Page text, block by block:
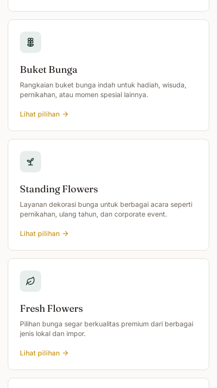
Buket Bunga
Rangkaian buket bunga indah untuk hadiah, wisuda,
pernikahan, atau momen spesial lainnya.
Lihat pilihan
Standing Flowers
Layanan dekorasi bunga untuk berbagai acara seperti
pernikahan, ulang tahun, dan corporate event.
Lihat pilihan
Fresh Flowers
Pilihan bunga segar berkualitas premium dari berbagai
jenis lokal dan impor.
Lihat pilihan